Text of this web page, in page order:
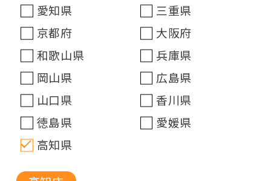
愛知県
三重県
京都府
大阪府
和歌山県
兵庫県
岡山県
広島県
山口県
香川県
徳島県
愛媛県
高知県